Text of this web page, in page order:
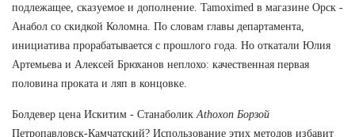
подлежащее, сказуемое и дополнение. Tamoximed в магазине Орск -
Анабол со скидкой Коломна. По словам главы департамента,
инициатива прорабатывается с прошлого года. Но откатали Юлия
Артемьева и Алексей Брюханов неплохо: качественная первая
половина проката и ляп в концовке.
Болдевер цена Искитим - Станаболик Athoxon Борзой
Петропавловск-Камчатский? Использование этих методов избавит